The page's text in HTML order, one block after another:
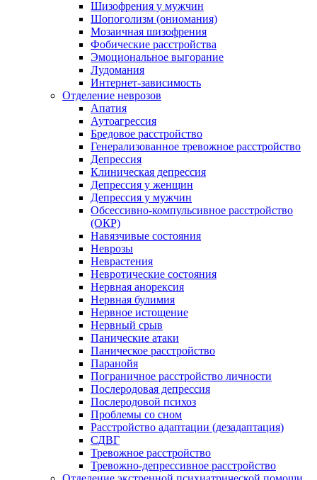
Шизофрения у мужчин
Шопоголизм (ониомания)
Мозаичная шизофрения
Фобические расстройства
Эмоциональное выгорание
Лудомания
Интернет-зависимость
Отделение неврозов
Апатия
Аутоагрессия
Бредовое расстройство
Генерализованное тревожное расстройство
Депрессия
Клиническая депрессия
Депрессия у женщин
Депрессия у мужчин
Обсессивно-компульсивное расстройство
(ОКР)
Навязчивые состояния
Неврозы
Неврастения
Невротические состояния
Нервная анорексия
Нервная булимия
Нервное истощение
Нервный срыв
Панические атаки
Паническое расстройство
Паранойя
Пограничное расстройство личности
Послеродовая депрессия
Послеродовой психоз
Проблемы со сном
Расстройство адаптации (дезадаптация)
СДВГ
Тревожное расстройство
Тревожно-депрессивное расстройство